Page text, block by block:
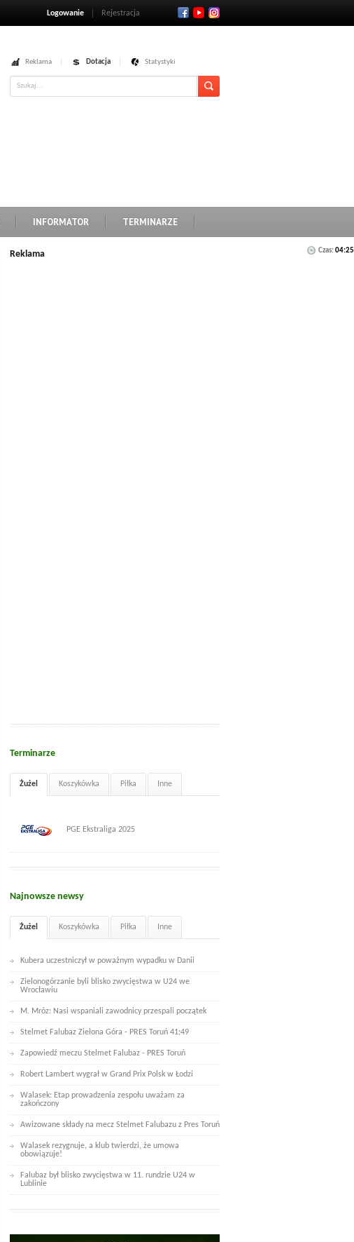
Logowanie Rejestracja
Reklama Dotacja Statystyki
INFORMATOR TERMINARZE
Czas:04:25
Reklama
Terminarze
Żużel Koszykówka Piłka Inne
PGE Ekstraliga 2025
Najnowsze newsy
Żużel Koszykówka Piłka Inne
Kubera uczestniczył w poważnym wypadku w Danii
Zielonogórzanie byli blisko zwycięstwa w U24 we
Wrocławiu
M. Mróz: Nasi wspaniali zawodnicy przespali początek
Stelmet Falubaz Zielona Góra - PRES Toruń 41:49
Zapowiedź meczu Stelmet Falubaz - PRES Toruń
Robert Lambert wygrał w Grand Prix Polsk w Łodzi
Walasek: Etap prowadzenia zespołu uważam za
zakończony
Awizowane składy na mecz Stelmet Falubazu z Pres Toruń
Walasek rezygnuje, a klub twierdzi, że umowa
obowiązuje!
Falubaz był blisko zwycięstwa w 11. rundzie U24 w
Lublinie